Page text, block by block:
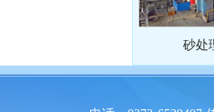
砂处